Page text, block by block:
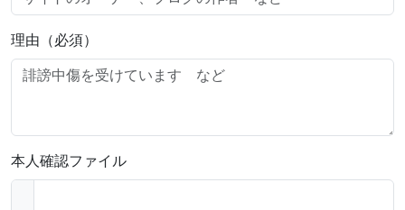
理由（必須）
本人確認ファイル